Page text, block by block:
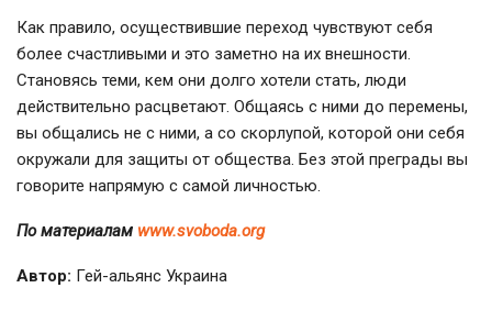
Как правило, осуществившие переход чувствуют себя
более счастливыми и это заметно на их внешности.
Становясь теми, кем они долго хотели стать, люди
действительно расцветают. Общаясь с ними до перемены,
вы общались не с ними, а со скорлупой, которой они себя
окружали для защиты от общества. Без этой преграды вы
говорите напрямую с самой личностью.
По материалам www.svoboda.org
Автор: Гей-альянс Украина